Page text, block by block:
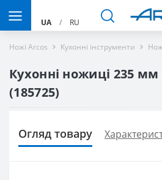
UA / RU
Ножі Arcos Кухонні інструменти
Кухонні ножиці 235 мм
(185725)
Огляд товару